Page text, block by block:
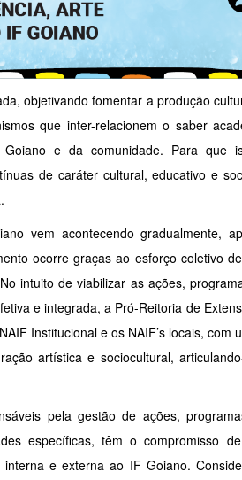
objetivando fomentar a produção
que inter-relacionem o saber
e da comunidade. Para que
de caráter cultural, educativo e
vem acontecendo gradualmente,
ocorre graças ao esforço coletivo
intuito de viabilizar as ações,
e integrada, a Pró-Reitoria de
Institucional e os NAIF’s locais, com
artística e sociocultural,
pela gestão de ações,
específicas, têm o compromisso
e externa ao IF Goiano.